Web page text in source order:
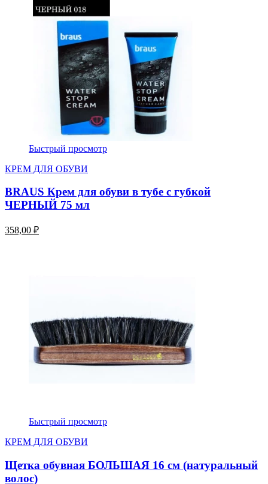
Быстрый просмотр
КРЕМ ДЛЯ ОБУВИ
BRAUS Крем для обуви в тубе с губкой
ЧЕРНЫЙ 75 мл
358,00 ₽
Быстрый просмотр
КРЕМ ДЛЯ ОБУВИ
Щетка обувная БОЛЬШАЯ 16 см (натуральный
волос)